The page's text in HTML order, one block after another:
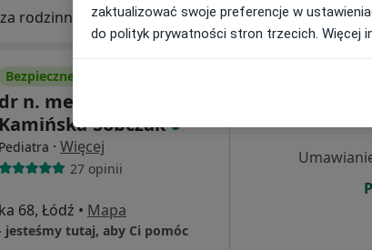
Konsultacja lekarza rodzinnego przez telefon 159 zł
Bezpieczne płatności
dr n. med. Aleksandra
Kamińska-Sobczak
Pediatra · Więcej
27 opinii
68, Łódź • Mapa
jesteśmy tutaj, aby Ci pomóc
zaktualizować swoje preferencje w
do polityk prywatności stron trzecich. Więcej